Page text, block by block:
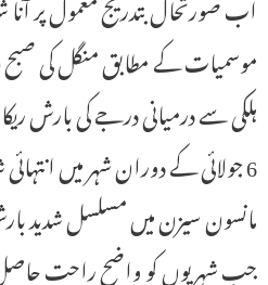
ہلکی سے درمیانی درجے کی بارش
6 جولائی کے دوران شہر میں
مانسون سیزن میں مسلسل شدید
جب شہریوں کو واضح راحت